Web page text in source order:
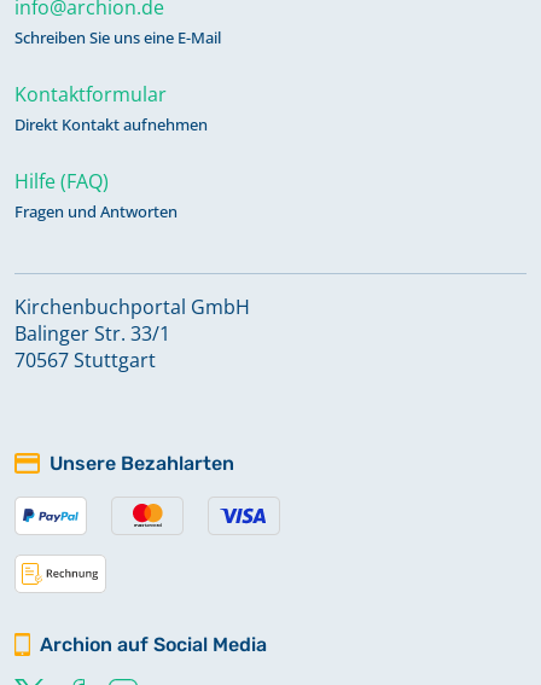
info@archion.de
Schreiben Sie uns eine E-Mail
Kontaktformular
Direkt Kontakt aufnehmen
Hilfe (FAQ)
Fragen und Antworten
Kirchenbuchportal GmbH
Balinger Str. 33/1
70567 Stuttgart
Unsere Bezahlarten
Archion auf Social Media